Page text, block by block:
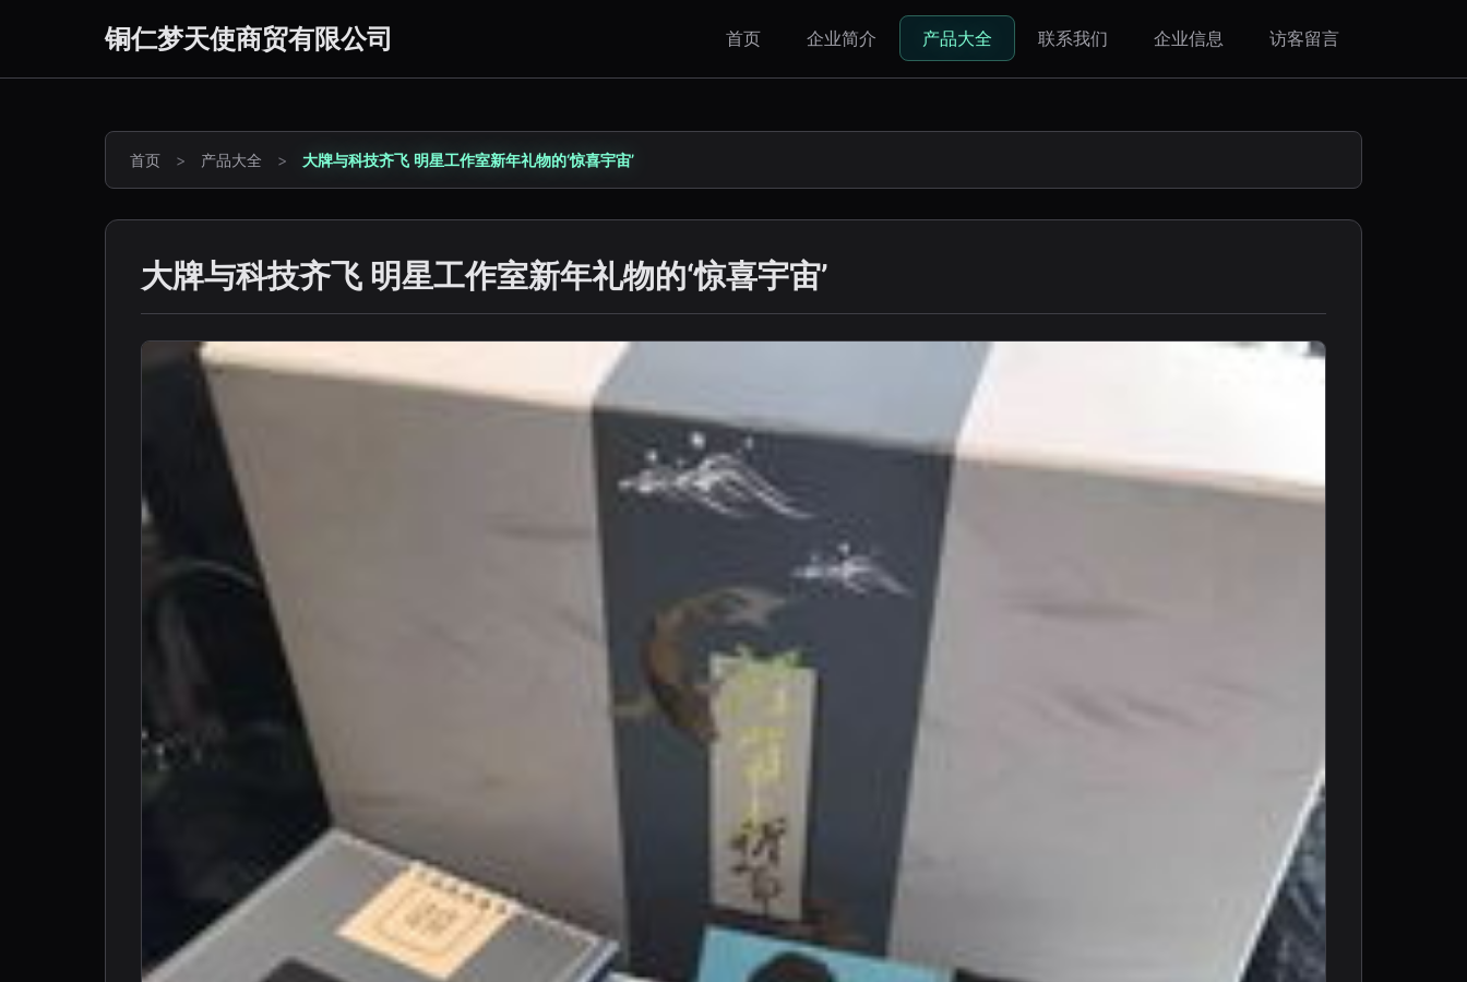
铜仁梦天使商贸有限公司 首页 企业简介 产品大全 联系我们 企业信息 访客留言
首页 > 产品大全 > 大牌与科技齐飞 明星工作室新年礼物的‘惊喜宇宙’
大牌与科技齐飞 明星工作室新年礼物的‘惊喜宇宙’